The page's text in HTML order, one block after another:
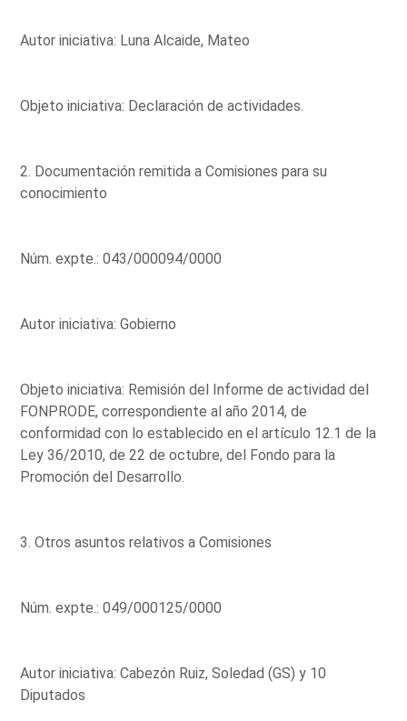
Autor iniciativa: Luna Alcaide, Mateo
Objeto iniciativa: Declaración de actividades.
2. Documentación remitida a Comisiones para su
conocimiento
Núm. expte.: 043/000094/0000
Autor iniciativa: Gobierno
Objeto iniciativa: Remisión del Informe de actividad del
FONPRODE, correspondiente al año 2014, de
conformidad con lo establecido en el artículo 12.1 de la
Ley 36/2010, de 22 de octubre, del Fondo para la
Promoción del Desarrollo.
3. Otros asuntos relativos a Comisiones
Núm. expte.: 049/000125/0000
Autor iniciativa: Cabezón Ruiz, Soledad (GS) y 10
Diputados